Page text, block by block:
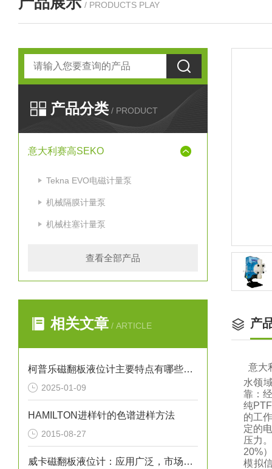
/ PRODUCTS PLAY
产品分类 / PRODUCT
意大利赛高SEKO
Tekna EVO电磁计量泵
机械隔膜计量泵
机械柱塞计量泵
查看全部产品
相关文章 / ARTICLE
柯普乐磁翻板液位计主要特点有哪些呢？
2025-01-09
HAMILTON进样针的色谱进样方法
2015-08-27
威卡磁翻板液位计：应用广泛，市场前景广阔
产
意大
水领
靠：
纯
的工
定的
压力
20%
模拟